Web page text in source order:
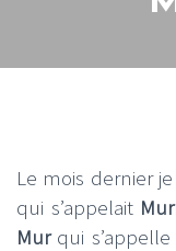
Le mois dernier
qui s’appelait
Murqui s’appelle